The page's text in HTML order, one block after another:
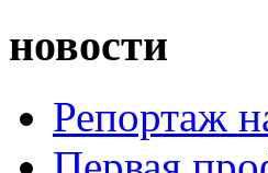
новости
Репортаж